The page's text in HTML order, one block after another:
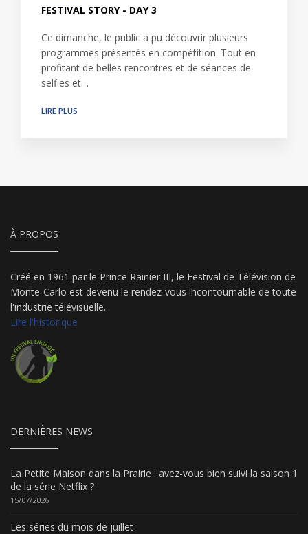
FESTIVAL STORY - DAY 3
Ce dimanche, le public a pu découvrir plusieurs
programmes présentés en compétition. Tout en
profitant de belles rencontres et de séances de
selfies et…
LIRE PLUS
À PROPOS
Créé en 1961 par le Prince Rainier III, le Festival de Télévision de
Monte-Carlo est devenu le rendez-vous incontournable de toute
l'industrie télévisuelle.
Lire l'historique
DERNIÈRES NEWS
La Petite Maison dans la Prairie : avez-vous bien suivi la saison 1
de la série Netflix ?
15/07/2026
Les séries du mois de juillet